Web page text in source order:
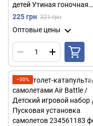
детей Утиная гоночная
трасса, Small Duck, от
игрушка для детей
225 грн 321 грн
Оптовые цены
−30%